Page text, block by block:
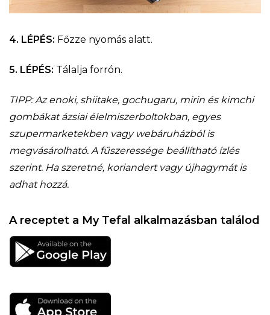
4. LÉPÉS: Főzze nyomás alatt.
5. LÉPÉS: Tálalja forrón.
TIPP: Az enoki, shiitake, gochugaru, mirin és kimchi
gombákat ázsiai élelmiszerboltokban, egyes
szupermarketekben vagy webáruházból is
megvásárolható. A fűszeressége beállítható ízlés
szerint. Ha szeretné, koriandert vagy újhagymát is
adhat hozzá.
A receptet a My Tefal alkalmazásban találod